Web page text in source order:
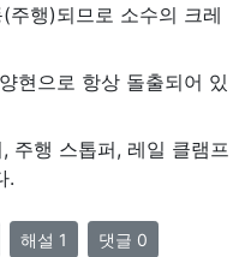
행)되므로 소수의 크레
으로 항상 돌출되어 있
행 스톱퍼, 레일 클램프
.
해설 1 댓글 0